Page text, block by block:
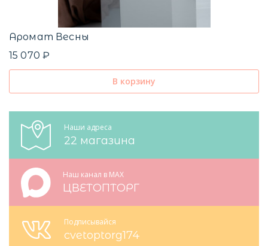
Аромат Весны
15 070 ₽
В корзину
Наши адреса
22 магазина
Наш канал в MAX
ЦВЕТОПТОРГ
Подписывайся
cvetoptorg174